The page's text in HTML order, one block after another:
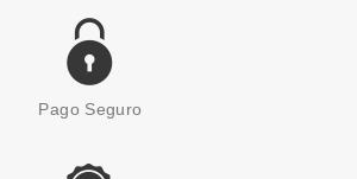
Pago Seguro